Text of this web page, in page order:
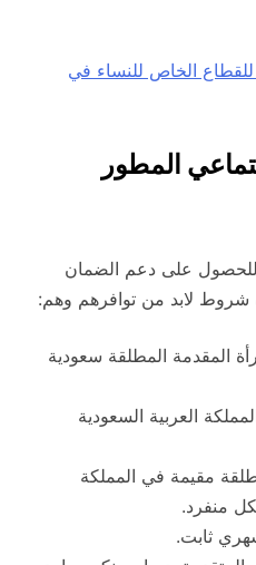
الخاص للنساء في
المطور
للحصول على دعم الضمان
شروط لابد من توافرهم وهم:
المقدمة المطلقة سعودية
العربية السعودية
مقيمة في المملكة
منفرد.
ثابت.